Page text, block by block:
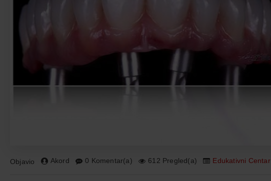
Objavio Akord 0 Komentar(a) 612 Pregled(a) Edukativni Centar